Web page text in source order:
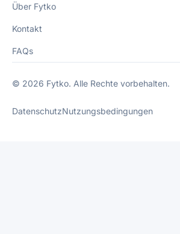
Über Fytko
Kontakt
FAQs
© 2026 Fytko. Alle Rechte vorbehalten.
DatenschutzNutzungsbedingungen